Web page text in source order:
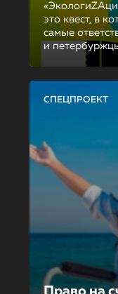
это квест, в
самые
и
СПЕЦПРОЕКТ
Право на